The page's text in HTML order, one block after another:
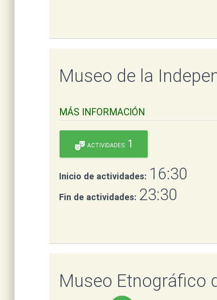
Museo de la
MÁS INFORMACIÓN
theater_comedy ACTIVIDADES: 1
Inicio de actividades: 16:30
Fin de actividades: 23:30
Museo Etnográfico